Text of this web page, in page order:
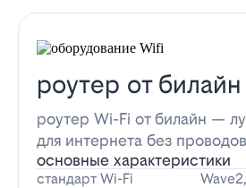
роутер от билайн
роутер Wi-Fi от билайн —
для интернета без проводов
основные характеристики
стандарт Wi-Fi